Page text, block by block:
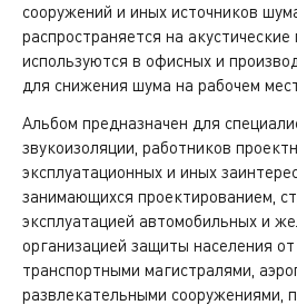
сооружений и иных источников
распространяется на
используются в офисных и
для снижения шума на рабочем
Альбом предназначен для
звукоизоляции, работников
эксплуатационных и иных
занимающихся проектированием,
эксплуатацией автомобильных и
организацией защиты населения
транспортными магистралями,
развлекательными сооружениями,